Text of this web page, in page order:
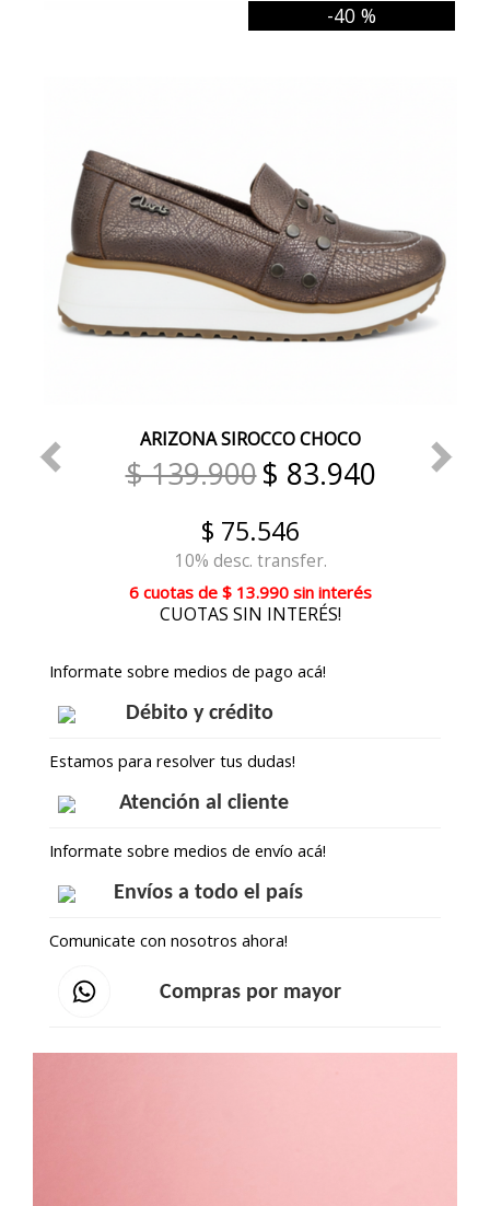
-40 %
ARIZONA SIROCCO CHOCO
$ 139.900$ 83.940
$ 75.546
10% desc. transfer.
6 cuotas de $ 13.990 sin interés
CUOTAS SIN INTERÉS!
Informate sobre medios de pago acá!
Débito y crédito
Estamos para resolver tus dudas!
Atención al cliente
Informate sobre medios de envío acá!
Envíos a todo el país
Comunicate con nosotros ahora!
Compras por mayor